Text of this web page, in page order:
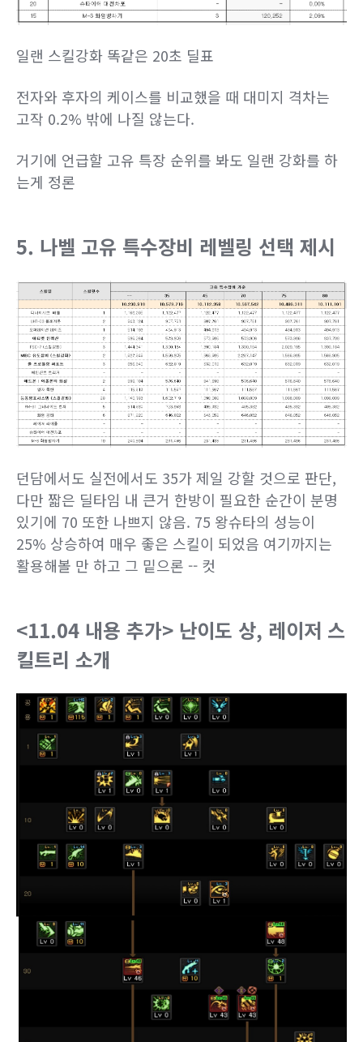
일랜 스킬강화 똑같은 20초 딜표
전자와 후자의 케이스를 비교했을 때 대미지 격차는
고작 0.2% 밖에 나질 않는다.
거기에 언급할 고유 특장 순위를 봐도 일랜 강화를 하
는게 정론
5. 나벨 고유 특수장비 레벨링 선택 제시
던담에서도 실전에서도 35가 제일 강할 것으로 판단,
다만 짧은 딜타임 내 큰거 한방이 필요한 순간이 분명
있기에 70 또한 나쁘지 않음. 75 왕슈타의 성능이
25% 상승하여 매우 좋은 스킬이 되었음 여기까지는
활용해볼 만 하고 그 밑으론 -- 컷
<11.04 내용 추가> 난이도 상, 레이저 스
킬트리 소개